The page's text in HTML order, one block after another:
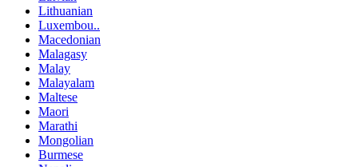
Lithuanian
Luxembou..
Macedonian
Malagasy
Malay
Malayalam
Maltese
Maori
Marathi
Mongolian
Burmese